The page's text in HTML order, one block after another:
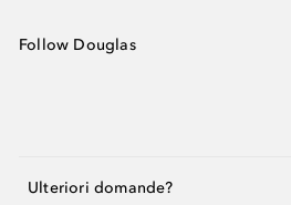
Follow Douglas
Ulteriori domande?